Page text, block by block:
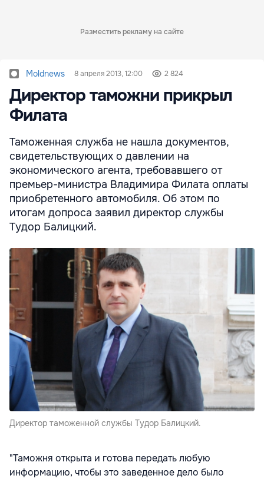
Разместить рекламу на сайте
Moldnews 8 апреля 2013, 12:00 2 824
Директор таможни прикрыл
Филата
Таможенная служба не нашла документов,
свидетельствующих о давлении на
экономического агента, требовавшего от
премьер-министра Владимира Филата оплаты
приобретенного автомобиля. Об этом по
итогам допроса заявил директор службы
Тудор Балицкий.
Директор таможенной службы Тудор Балицкий.
"Таможня открыта и готова передать любую
информацию, чтобы это заведенное дело было